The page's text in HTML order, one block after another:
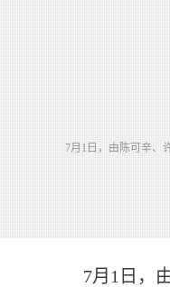
7月1日，由陈可辛、
7月1日，